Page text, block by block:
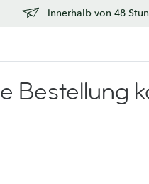
Innerhalb von 48
Bestellung